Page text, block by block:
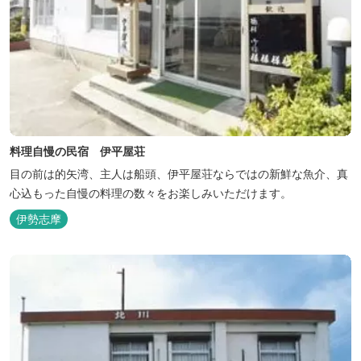
料理自慢の民宿 伊平屋荘
目の前は的矢湾、主人は船頭、伊平屋荘ならではの新鮮な魚介、真
心込もった自慢の料理の数々をお楽しみいただけます。
伊勢志摩